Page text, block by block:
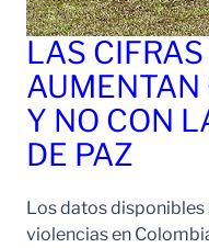
LAS
AUMENTAN
Y NO CON
DE PAZ
Los datos disponibles
violencias en